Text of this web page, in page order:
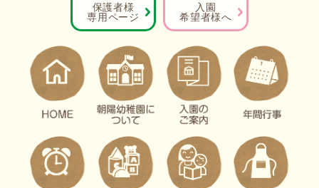
保護者様
専用ページ
入園
希望者様へ